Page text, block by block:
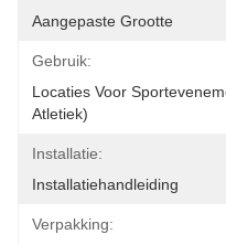
Aangepaste Grootte
Gebruik:
Locaties Voor
Atletiek)
Installatie:
Installatiehandleiding
Verpakking: